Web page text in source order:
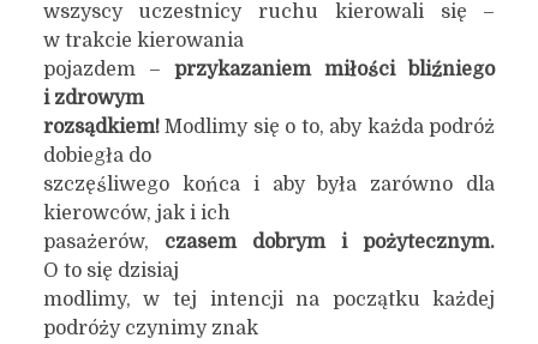
wszyscy uczestnicy ruchu kierowali się –
w trakcie kierowania
pojazdem – przykazaniem miłości bliźniego
i zdrowym
rozsądkiem!Modlimy się o to, aby każda podróż
dobiegła do
szczęśliwego końca i aby była zarówno dla
kierowców, jak i ich
pasażerów, czasem dobrym i pożytecznym.
O to się dzisiaj
modlimy, w tej intencji na początku każdej
podróży czynimy znak